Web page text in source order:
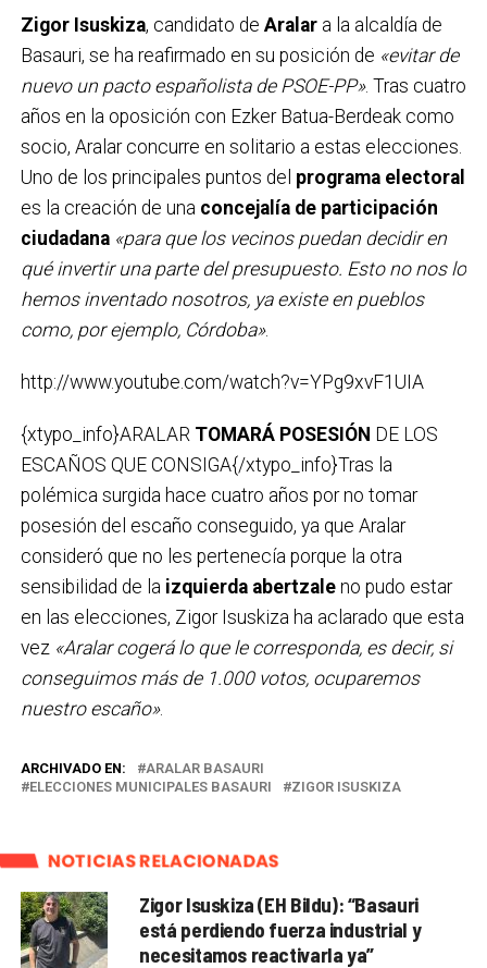
Zigor Isuskiza, candidato de Aralara la alcaldía de
Basauri, se ha reafirmado en su posición de «evitar de
nuevo un pacto españolista de PSOE-PP». Tras cuatro
años en la oposición con Ezker Batua-Berdeak como
socio, Aralar concurre en solitario a estas elecciones.
Uno de los principales puntos del programa electoral
es la creación de una concejalía de participación
ciudadana «para que los vecinos puedan decidir en
qué invertir una parte del presupuesto. Esto no nos lo
hemos inventado nosotros, ya existe en pueblos
como, por ejemplo, Córdoba».
http://www.youtube.com/watch?v=YPg9xvF1UIA
{xtypo_info}ARALAR TOMARÁ POSESIÓN DE LOS
ESCAÑOS QUE CONSIGA{/xtypo_info}Tras la
polémica surgida hace cuatro años por no tomar
posesión del escaño conseguido, ya que Aralar
consideró que no les pertenecía porque la otra
sensibilidad de la izquierda abertzaleno pudo estar
en las elecciones, Zigor Isuskiza ha aclarado que esta
vez «Aralar cogerá lo que le corresponda, es decir, si
conseguimos más de 1.000 votos, ocuparemos
nuestro escaño».
ARCHIVADO EN:
ARALAR BASAURI
ELECCIONES MUNICIPALES BASAURI
ZIGOR ISUSKIZA
NOTICIAS RELACIONADAS
Zigor Isuskiza (EH Bildu): “Basauri
está perdiendo fuerza industrial y
necesitamos reactivarla ya”